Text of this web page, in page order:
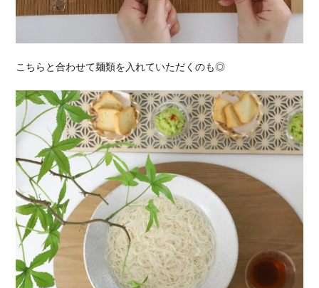
こちらと合わせて麺類を入れていただくのも◎